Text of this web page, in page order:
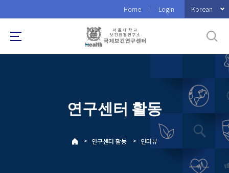
로
메
Home Login Korean
연구센터 활동
> 연구센터 활동 > 인터뷰